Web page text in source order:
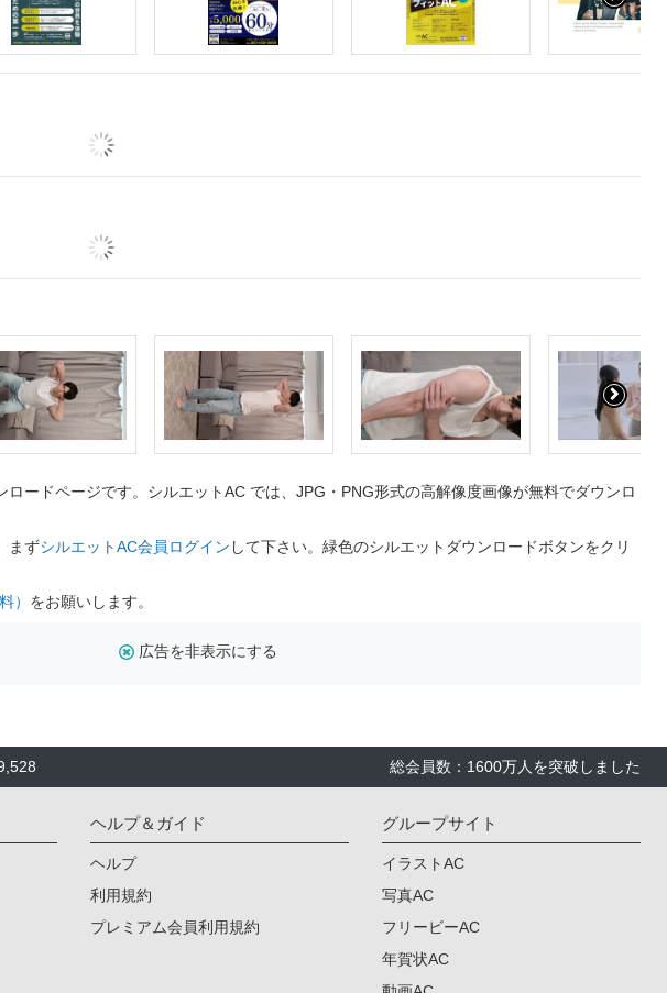
ードページです。シルエットAC では、JPG・PNG形式の高解像度画像が無料でダウンロ
まずシルエットAC会員ログイン して下さい。緑色のシルエットダウンロードボタンをクリ
） をお願いします。
広告を非表示にする
総会員数：1600万人を突破しました
ヘルプ＆ガイド
ヘルプ
利用規約
プレミアム会員利用規約
グループサイト
イラストAC
写真AC
フリービーAC
年賀状AC